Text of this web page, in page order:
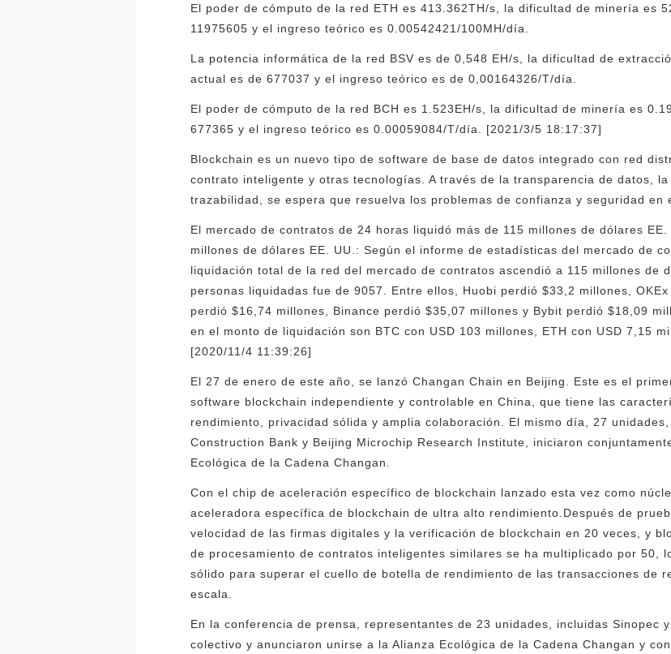
El poder de cómputo de la red ETH es 413.362TH/s, la dificultad de minería es
11975605 y el ingreso teórico es 0.00542421/100MH/día.
La potencia informática de la red BSV es de 0,548 EH/s, la dificultad de
actual es de 677037 y el ingreso teórico es de 0,00164326/T/día.
El poder de cómputo de la red BCH es 1.523EH/s, la dificultad de minería es
677365 y el ingreso teórico es 0.00059084/T/día. [2021/3/5 18:17:37]
Blockchain es un nuevo tipo de software de base de datos integrado con red
contrato inteligente y otras tecnologías. A través de la transparencia de datos,
trazabilidad, se espera que resuelva los problemas de confianza y seguridad en
El mercado de contratos de 24 horas liquidó más de 115 millones de dólares
millones de dólares EE. UU.: Según el informe de estadísticas del mercado de
liquidación total de la red del mercado de contratos ascendió a 115 millones de
personas liquidadas fue de 9057. Entre ellos, Huobi perdió $33,2 millones,
perdió $16,74 millones, Binance perdió $35,07 millones y Bybit perdió $18,09
en el monto de liquidación son BTC con USD 103 millones, ETH con USD 7,15
[2020/11/4 11:39:26]
El 27 de enero de este año, se lanzó Changan Chain en Beijing. Este es el
software blockchain independiente y controlable en China, que tiene las
rendimiento, privacidad sólida y amplia colaboración. El mismo día, 27
Construction Bank y Beijing Microchip Research Institute, iniciaron
Ecológica de la Cadena Changan.
Con el chip de aceleración específico de blockchain lanzado esta vez como
aceleradora específica de blockchain de ultra alto rendimiento.Después de
velocidad de las firmas digitales y la verificación de blockchain en 20 veces, y
de procesamiento de contratos inteligentes similares se ha multiplicado por 50,
sólido para superar el cuello de botella de rendimiento de las transacciones de
escala.
En la conferencia de prensa, representantes de 23 unidades, incluidas Sinopec
colectivo y anunciaron unirse a la Alianza Ecológica de la Cadena Changan y